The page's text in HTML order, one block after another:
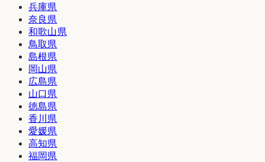
兵庫県
奈良県
和歌山県
鳥取県
島根県
岡山県
広島県
山口県
徳島県
香川県
愛媛県
高知県
福岡県